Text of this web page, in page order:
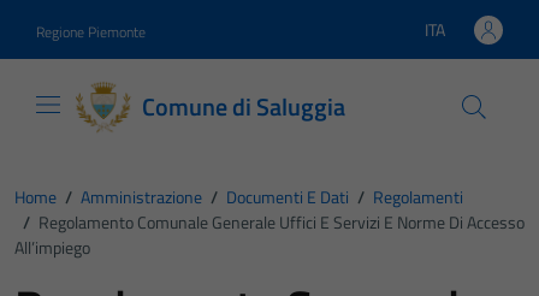
Regione Piemonte Lingua attiva:
ITA
Comune di Saluggia
Home / Amministrazione / Documenti E Dati / Regolamenti
/ Regolamento Comunale Generale Uffici E Servizi E Norme Di Accesso
All’impiego